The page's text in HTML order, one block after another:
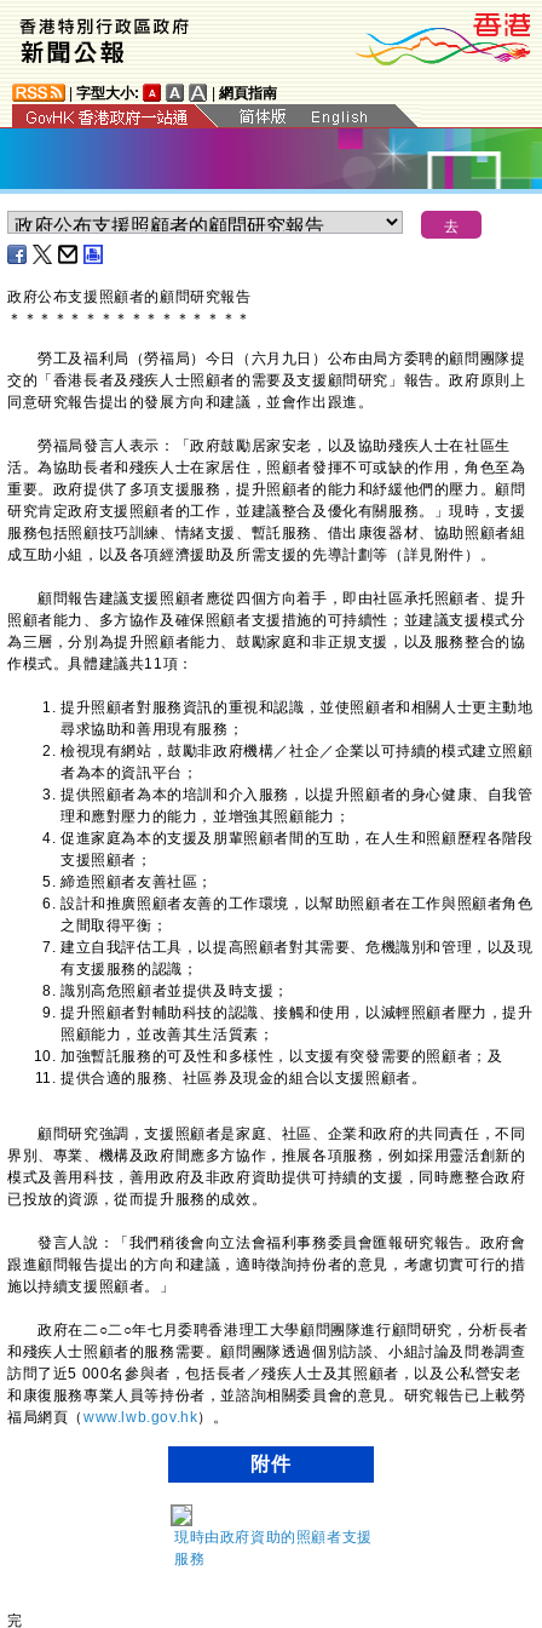
字型大小: 網頁指南
政府公布支援照顧者的顧問研究報告
＊ ＊ ＊ ＊ ＊ ＊ ＊ ＊ ＊ ＊ ＊ ＊ ＊ ＊ ＊ ＊
勞工及福利局（勞福局）今日（六月九日）公布由局方委聘的顧問團隊提
交的「香港長者及殘疾人士照顧者的需要及支援顧問研究」報告。政府原則上
同意研究報告提出的發展方向和建議，並會作出跟進。
勞福局發言人表示：「政府鼓勵居家安老，以及協助殘疾人士在社區生
活。為協助長者和殘疾人士在家居住，照顧者發揮不可或缺的作用，角色至為
重要。政府提供了多項支援服務，提升照顧者的能力和紓緩他們的壓力。顧問
研究肯定政府支援照顧者的工作，並建議整合及優化有關服務。」現時，支援
服務包括照顧技巧訓練、情緒支援、暫託服務、借出康復器材、協助照顧者組
成互助小組，以及各項經濟援助及所需支援的先導計劃等（詳見附件）。
顧問報告建議支援照顧者應從四個方向着手，即由社區承托照顧者、提升
照顧者能力、多方協作及確保照顧者支援措施的可持續性；並建議支援模式分
為三層，分別為提升照顧者能力、鼓勵家庭和非正規支援，以及服務整合的協
作模式。具體建議共11項：
提升照顧者對服務資訊的重視和認識，並使照顧者和相關人士更主動地
尋求協助和善用現有服務；
檢視現有網站，鼓勵非政府機構／社企／企業以可持續的模式建立照顧
者為本的資訊平台；
提供照顧者為本的培訓和介入服務，以提升照顧者的身心健康、自我管
理和應對壓力的能力，並增強其照顧能力；
促進家庭為本的支援及朋輩照顧者間的互助，在人生和照顧歷程各階段
支援照顧者；
締造照顧者友善社區；
設計和推廣照顧者友善的工作環境，以幫助照顧者在工作與照顧者角色
之間取得平衡；
建立自我評估工具，以提高照顧者對其需要、危機識別和管理，以及現
有支援服務的認識；
識別高危照顧者並提供及時支援；
提升照顧者對輔助科技的認識、接觸和使用，以減輕照顧者壓力，提升
照顧能力，並改善其生活質素；
加強暫託服務的可及性和多樣性，以支援有突發需要的照顧者；及
提供合適的服務、社區券及現金的組合以支援照顧者。
顧問研究強調，支援照顧者是家庭、社區、企業和政府的共同責任，不同
界別、專業、機構及政府間應多方協作，推展各項服務，例如採用靈活創新的
模式及善用科技，善用政府及非政府資助提供可持續的支援，同時應整合政府
已投放的資源，從而提升服務的成效。
發言人說：「我們稍後會向立法會福利事務委員會匯報研究報告。政府會
跟進顧問報告提出的方向和建議，適時徵詢持份者的意見，考慮切實可行的措
施以持續支援照顧者。」
政府在二○二○年七月委聘香港理工大學顧問團隊進行顧問研究，分析長者
和殘疾人士照顧者的服務需要。顧問團隊透過個別訪談、小組討論及問卷調查
訪問了近5 000名參與者，包括長者／殘疾人士及其照顧者，以及公私營安老
和康復服務專業人員等持份者，並諮詢相關委員會的意見。研究報告已上載勞
福局網頁（ www.lwb.gov.hk）。
附件
現時由政府資助的照顧者支援
服務
完